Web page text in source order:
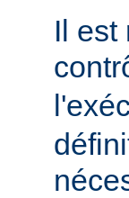
Il est